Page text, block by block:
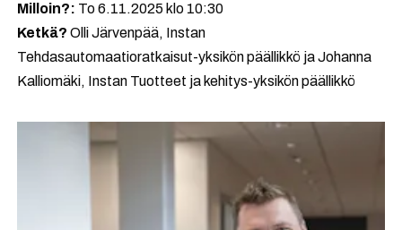
Milloin?: To 6.11.2025 klo 10:30
Ketkä? Olli Järvenpää, Instan
Tehdasautomaatioratkaisut-yksikön päällikkö ja Johanna
Kalliomäki, Instan Tuotteet ja kehitys-yksikön päällikkö